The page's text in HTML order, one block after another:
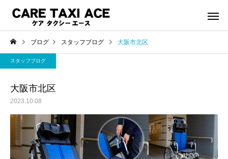
介護タクシー 救援事
スタッフブログ
夜間介護タクシーご利用
スタッフブログ
緊急搬送された後介護
ブログ スタッフブログ 大阪市北区
スタッフブログ
大阪市北区
2023.10.08